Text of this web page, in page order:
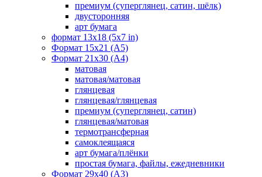
премиум (суперглянец, сатин, шёлк)
двусторонняя
арт бумага
формат 13x18 (5x7 in)
Формат 15х21 (A5)
Формат 21х30 (А4)
матовая
матовая/матовая
глянцевая
глянцевая/глянцевая
премиум (суперглянец, сатин)
глянцевая/матовая
термотрансферная
самоклеящаяся
арт бумага/плёнки
простая бумага, файлы, ежедневники
Формат 29х40 (А3)